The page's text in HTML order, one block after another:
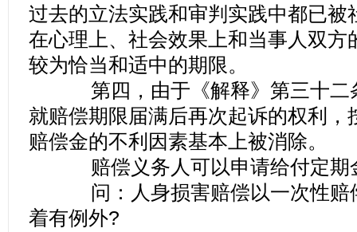
过去的立法实践和审判实践中都已被
在心理上、社会效果上和当事人双方
较为恰当和适中的期限。
第四，由于《解释》第三十二
就赔偿期限届满后再次起诉的权利，
赔偿金的不利因素基本上被消除。
赔偿义务人可以申请给付定期
问：人身损害赔偿以一次性赔
着有例外?